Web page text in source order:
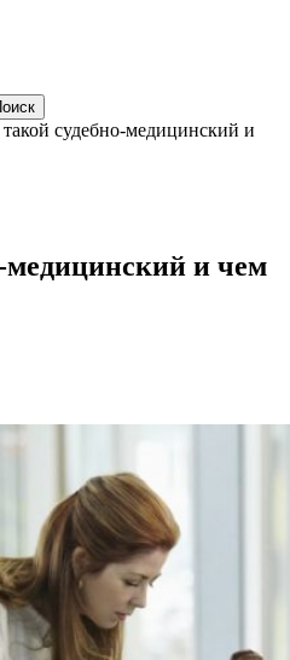
судебно-медицинский и
медицинский и чем